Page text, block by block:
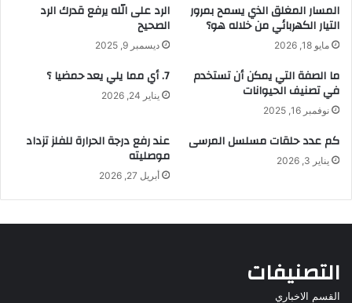
المسار المغلق الذي يسمح بمرور
التيار الكهربائي من خلاله هو؟
مايو 18, 2026
الرد على الله يرفع قدرك الرد
الصحيح
ديسمبر 9, 2025
ما الصفة التي يمكن أن تستخدم
في تصنيف الحيوانات
نوفمبر 16, 2025
7. أي مما يلي يعد حمضيا ؟
يناير 24, 2026
كم عدد حلقات مسلسل المرسى
يناير 3, 2026
عند رفع درجة الحرارة للفلز تزداد
موصليته
أبريل 27, 2026
التصنيفات
القسم الاخباري